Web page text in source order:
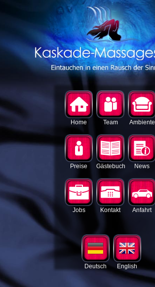
Home Team Ambiente
Preise Gästebuch News
Jobs Kontakt Anfahrt
Deutsch English